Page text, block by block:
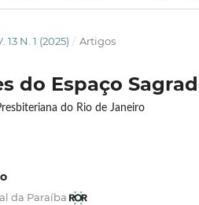
13 N. 1 (2025) / Artigos
do Espaço
do Rio de Janeiro
da Paraíba